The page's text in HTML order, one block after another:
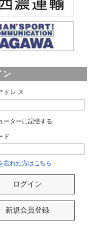
ン
ドレス
ーターに記憶する
ド
忘れた方はこちら